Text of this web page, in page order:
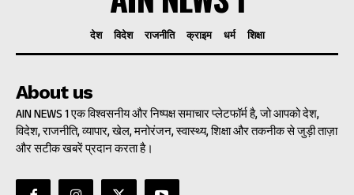
देश विदेश राजनीति क्राइम धर्म शिक्षा
About us
AIN NEWS 1 एक विश्वसनीय और निष्पक्ष समाचार प्लेटफॉर्म है, जो आपको देश,
विदेश, राजनीति, व्यापार, खेल, मनोरंजन, स्वास्थ्य, शिक्षा और तकनीक से जुड़ी ताज़ा
और सटीक खबरें प्रदान करता है।